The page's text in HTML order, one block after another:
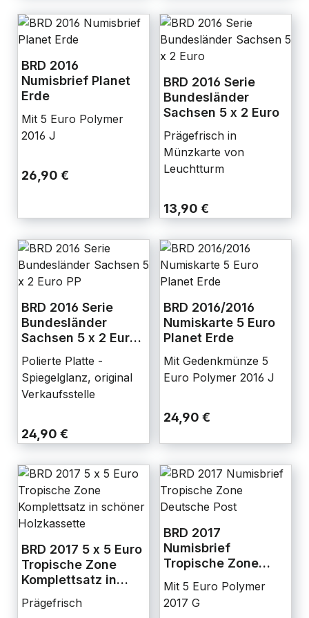
BRD 2016
Numisbrief Planet
Erde
Mit 5 Euro Polymer
2016 J
26,90 €
BRD 2016 Serie
Bundesländer
Sachsen 5 x 2 Euro
Prägefrisch in
Münzkarte von
Leuchtturm
13,90 €
BRD 2016 Serie
Bundesländer
Sachsen 5 x 2 Euro
Polierte Platte -
Spiegelglanz, original
Verkaufsstelle
24,90 €
BRD 2016/2016
Numiskarte 5 Euro
Planet Erde
Mit Gedenkmünze 5
Euro Polymer 2016 J
24,90 €
BRD 2017 5 x 5 Euro
Tropische Zone
Komplettsatz in
Holzkassette
Prägefrisch
BRD 2017
Numisbrief
Tropische Zone
Mit 5 Euro Polymer
2017 G